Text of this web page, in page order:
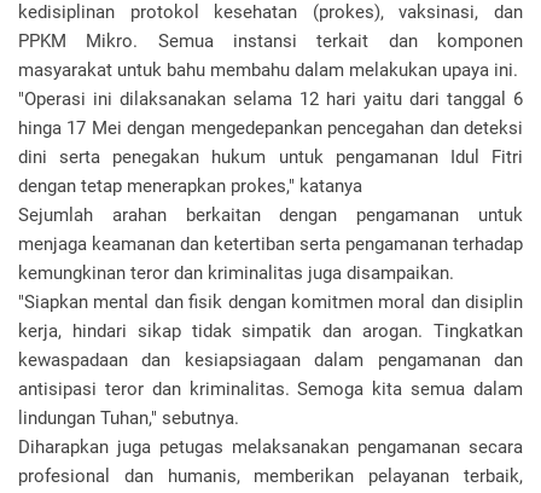
kedisiplinan protokol kesehatan (prokes), vaksinasi, dan
PPKM Mikro. Semua instansi terkait dan komponen
masyarakat untuk bahu membahu dalam melakukan upaya ini.
"Operasi ini dilaksanakan selama 12 hari yaitu dari tanggal 6
hinga 17 Mei dengan mengedepankan pencegahan dan deteksi
dini serta penegakan hukum untuk pengamanan Idul Fitri
dengan tetap menerapkan prokes," katanya
Sejumlah arahan berkaitan dengan pengamanan untuk
menjaga keamanan dan ketertiban serta pengamanan terhadap
kemungkinan teror dan kriminalitas juga disampaikan.
"Siapkan mental dan fisik dengan komitmen moral dan disiplin
kerja, hindari sikap tidak simpatik dan arogan. Tingkatkan
kewaspadaan dan kesiapsiagaan dalam pengamanan dan
antisipasi teror dan kriminalitas. Semoga kita semua dalam
lindungan Tuhan," sebutnya.
Diharapkan juga petugas melaksanakan pengamanan secara
profesional dan humanis, memberikan pelayanan terbaik,